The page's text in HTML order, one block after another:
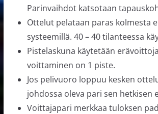
Parinvaihdot katsotaan
Ottelut pelataan paras kolmesta
systeemillä. 40 – 40 tilanteessa
Pistelaskuna käytetään
voittaminen on 1 piste.
Jos pelivuoro loppuu kesken
johdossa oleva pari sen hetkisen
Voittajapari merkkaa tuloksen